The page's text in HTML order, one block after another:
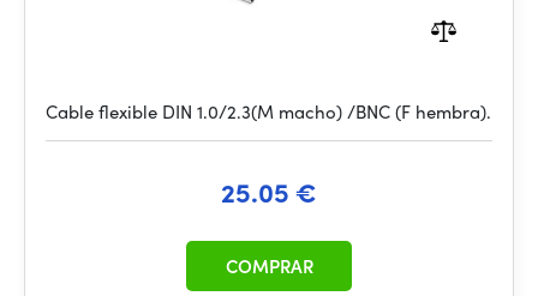
Cable flexible DIN 1.0/2.3(M macho) /BNC (F hembra).
25.05 €
COMPRAR